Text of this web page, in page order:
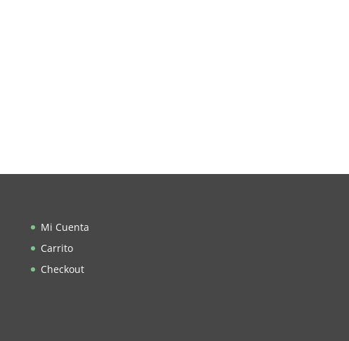
Mi Cuenta
Carrito
Checkout